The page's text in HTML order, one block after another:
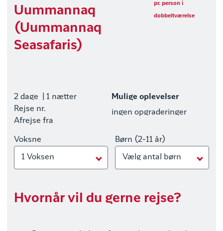
Uummannaq
(Uummannaq
Seasafaris)
pr. person i
dobbeltværelse
2 dage
| 1 nætter
Rejse nr.
Afrejse fra
Mulige oplevelser
ingen opgraderinger
Voksne
1 Voksen
Børn (2-11 år)
Vælg antal børn
Hvornår vil du gerne rejse?